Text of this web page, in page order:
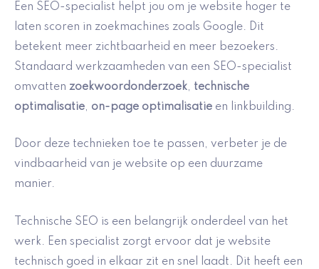
Een SEO-specialist helpt jou om je website hoger te
laten scoren in zoekmachines zoals Google. Dit
betekent meer zichtbaarheid en meer bezoekers.
Standaard werkzaamheden van een SEO-specialist
omvatten zoekwoordonderzoek, technische
optimalisatie, on-page optimalisatie en linkbuilding.
Door deze technieken toe te passen, verbeter je de
vindbaarheid van je website op een duurzame
manier.
Technische SEO is een belangrijk onderdeel van het
werk. Een specialist zorgt ervoor dat je website
technisch goed in elkaar zit en snel laadt. Dit heeft een